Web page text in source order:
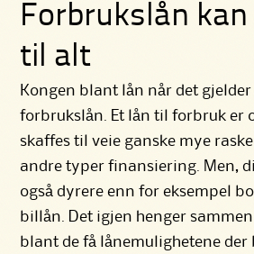
Forbrukslån
til alt
Kongen blant lån når det
forbrukslån. Et lån til forbruk er
skaffes til veie ganske mye
andre typer finansiering. Men,
også dyrere enn for eksempel
billån. Det igjen henger
blant de få lånemulighetene der